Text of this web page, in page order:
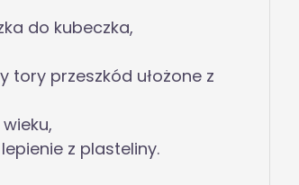
do kubeczka,
przeszkód ułożone z
z plasteliny.